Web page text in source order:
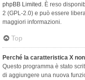
phpBB Limited . È reso
2 (GPL-2.0) e può essere
maggiori informazioni.
Top
Perché la caratteristica X
Questo programma è stato
di aggiungere una nuova